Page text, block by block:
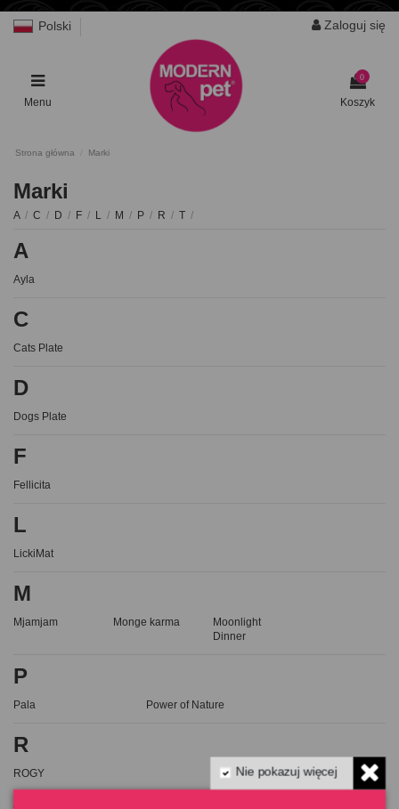
Polski Zaloguj się
Menu
0
Koszyk
Strona główna Marki
Marki
A / C / D / F / L / M / P / R / T /
A
Ayla
C
Cats Plate
D
Dogs Plate
F
Fellicita
L
LickiMat
M
Mjamjam Monge karma
Moonlight
Dinner
P
Pala Power of Nature
R
ROGY Nie pokazuj więcej